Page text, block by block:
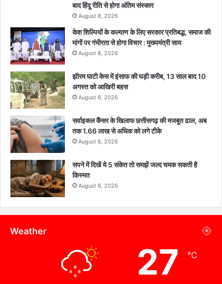
बाद हिंदू रीति से होगा अंतिम संस्कार
August 8, 2026
केश शिल्पियों के कल्याण के लिए सरकार प्रतिबद्ध, समाज की
मांगों पर गंभीरता से होगा विचार : मुख्यमंत्री साय
August 8, 2026
झीरम घाटी केस में इंसाफ की घड़ी करीब, 13 साल बाद 10
अगस्त को आखिरी बहस
August 8, 2026
सर्वाइकल कैंसर के खिलाफ छत्तीसगढ़ की मजबूत ढाल, अब
तक 1.66 लाख से अधिक को लगे टीके
August 8, 2026
सपने में दिखें ये 5 संकेत तो समझें जल्द चमक सकती है
किस्मत
August 8, 2026
Weather
27 ℃